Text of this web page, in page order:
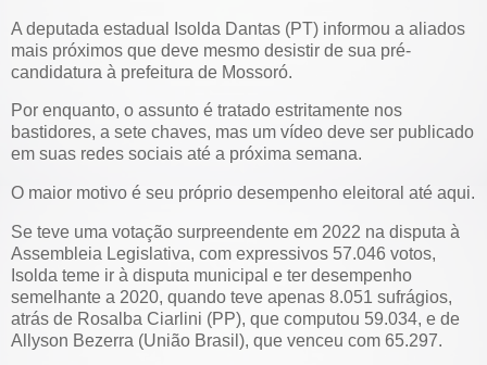
A deputada estadual Isolda Dantas (PT) informou a aliados
mais próximos que deve mesmo desistir de sua pré-
candidatura à prefeitura de Mossoró.
Por enquanto, o assunto é tratado estritamente nos
bastidores, a sete chaves, mas um vídeo deve ser publicado
em suas redes sociais até a próxima semana.
O maior motivo é seu próprio desempenho eleitoral até aqui.
Se teve uma votação surpreendente em 2022 na disputa à
Assembleia Legislativa, com expressivos 57.046 votos,
Isolda teme ir à disputa municipal e ter desempenho
semelhante a 2020, quando teve apenas 8.051 sufrágios,
atrás de Rosalba Ciarlini (PP), que computou 59.034, e de
Allyson Bezerra (União Brasil), que venceu com 65.297.